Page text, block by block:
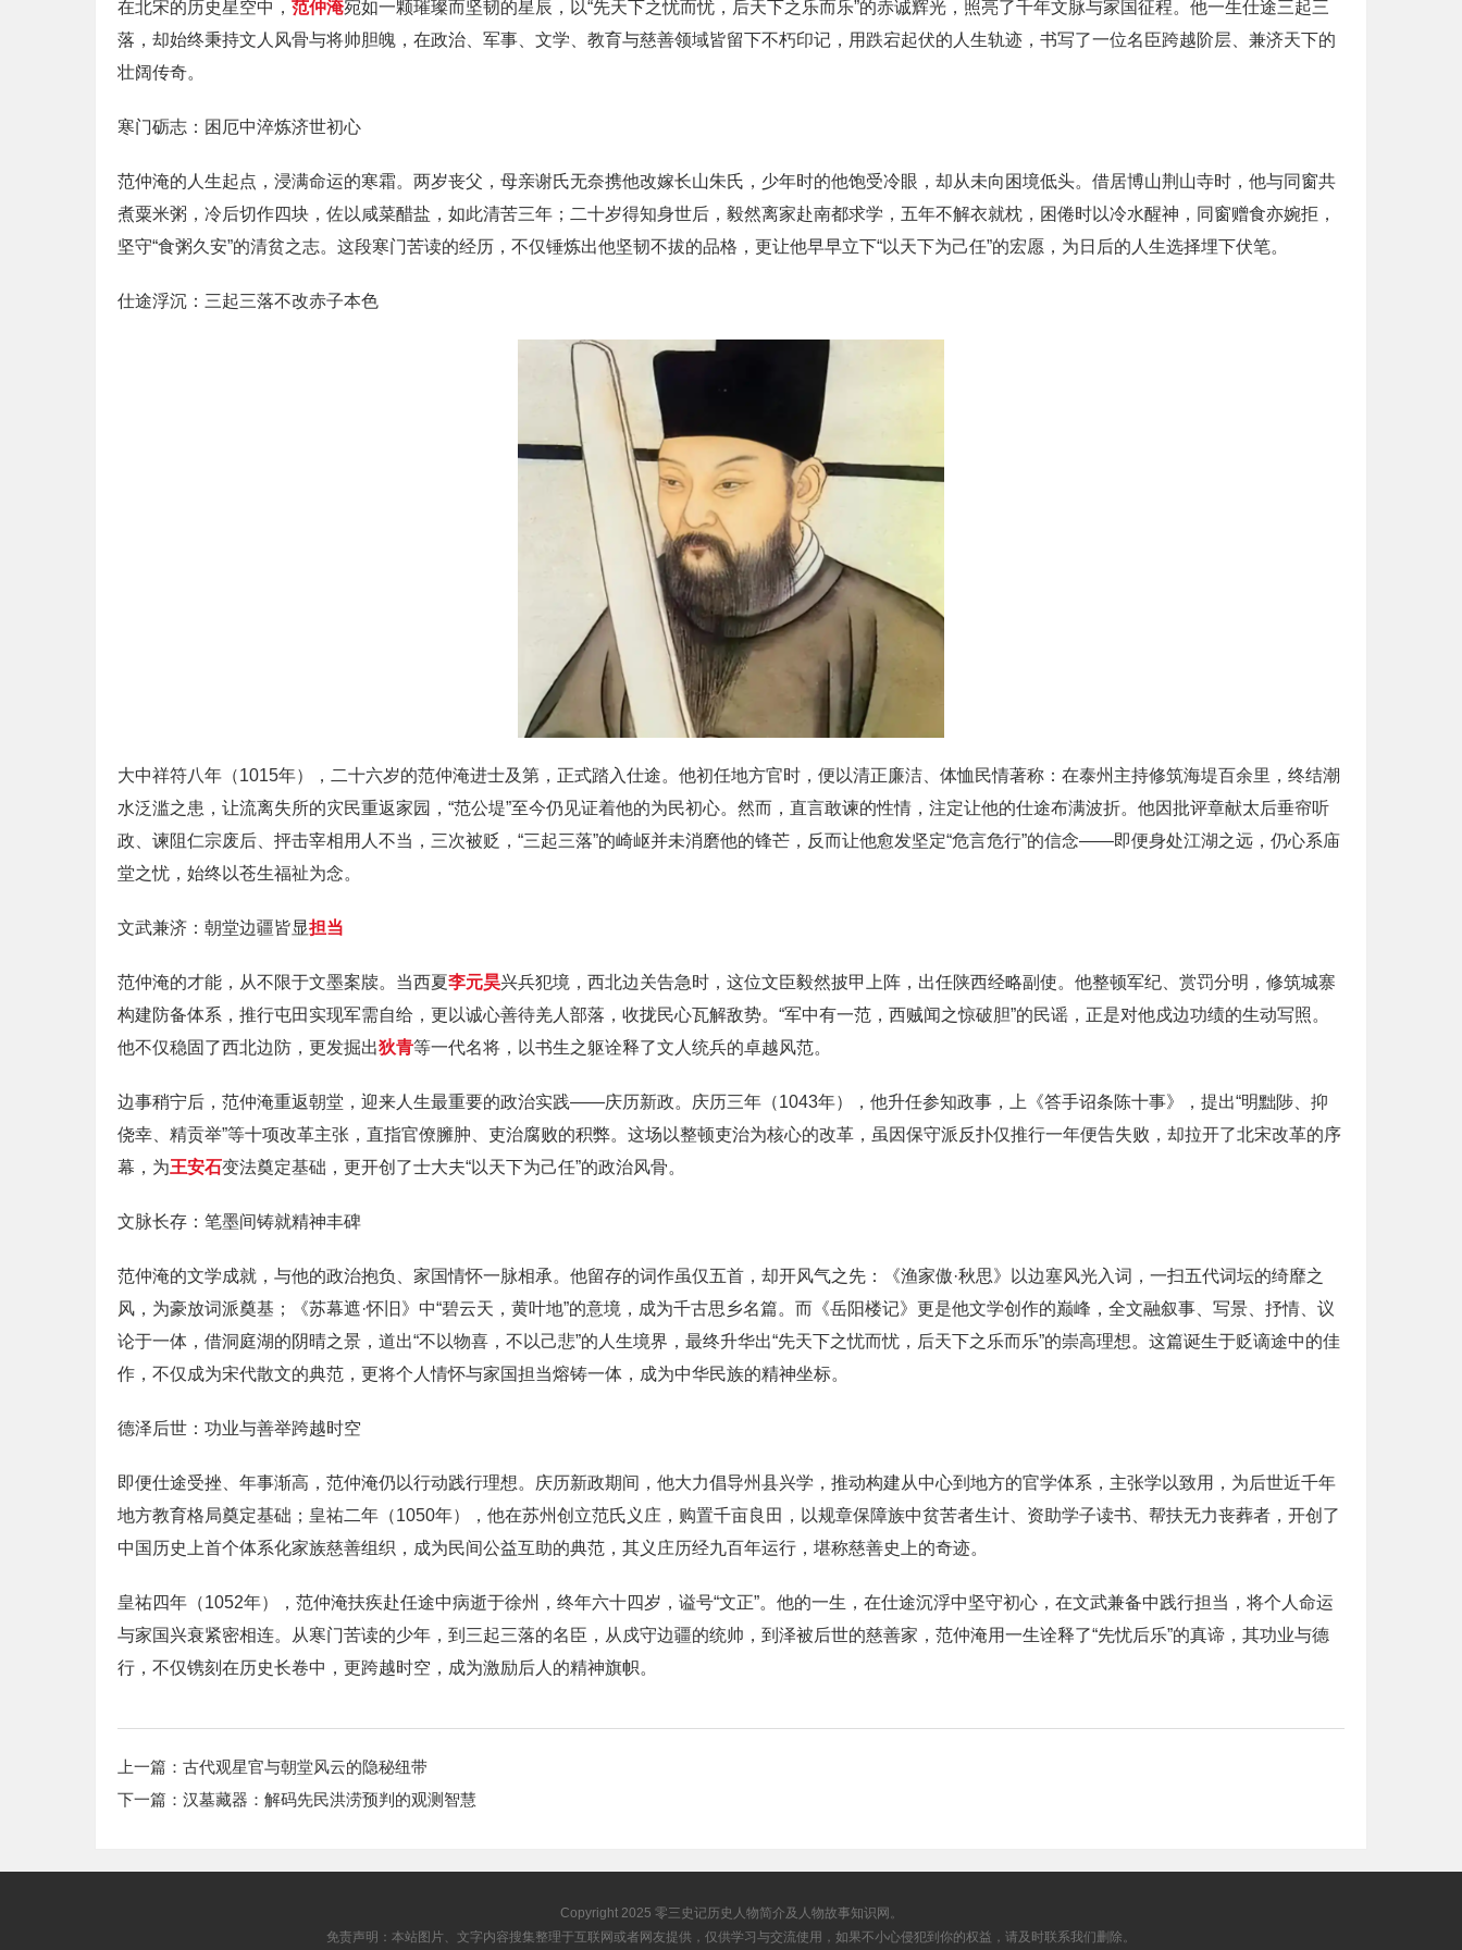
在北宋的历史星空中， 范仲淹宛如一颗璀璨而坚韧的星辰，以“先天下之忧而忧，后天下之乐而乐”的赤诚辉光，照亮了千年文脉与家国征程。他一生仕途三起三
落，却始终秉持文人风骨与将帅胆魄，在政治、军事、文学、教育与慈善领域皆留下不朽印记，用跌宕起伏的人生轨迹，书写了一位名臣跨越阶层、兼济天下的
壮阔传奇。
寒门砺志：困厄中淬炼济世初心
范仲淹的人生起点，浸满命运的寒霜。两岁丧父，母亲谢氏无奈携他改嫁长山朱氏，少年时的他饱受冷眼，却从未向困境低头。借居博山荆山寺时，他与同窗共
煮粟米粥，冷后切作四块，佐以咸菜醋盐，如此清苦三年；二十岁得知身世后，毅然离家赴南都求学，五年不解衣就枕，困倦时以冷水醒神，同窗赠食亦婉拒，
坚守“食粥久安”的清贫之志。这段寒门苦读的经历，不仅锤炼出他坚韧不拔的品格，更让他早早立下“以天下为己任”的宏愿，为日后的人生选择埋下伏笔。
仕途浮沉：三起三落不改赤子本色
大中祥符八年（1015年），二十六岁的范仲淹进士及第，正式踏入仕途。他初任地方官时，便以清正廉洁、体恤民情著称：在泰州主持修筑海堤百余里，终结潮
水泛滥之患，让流离失所的灾民重返家园，“范公堤”至今仍见证着他的为民初心。然而，直言敢谏的性情，注定让他的仕途布满波折。他因批评章献太后垂帘听
政、谏阻仁宗废后、抨击宰相用人不当，三次被贬，“三起三落”的崎岖并未消磨他的锋芒，反而让他愈发坚定“危言危行”的信念——即便身处江湖之远，仍心系庙
堂之忧，始终以苍生福祉为念。
文武兼济：朝堂边疆皆显担当
范仲淹的才能，从不限于文墨案牍。当西夏李元昊兴兵犯境，西北边关告急时，这位文臣毅然披甲上阵，出任陕西经略副使。他整顿军纪、赏罚分明，修筑城寨
构建防备体系，推行屯田实现军需自给，更以诚心善待羌人部落，收拢民心瓦解敌势。“军中有一范，西贼闻之惊破胆”的民谣，正是对他戍边功绩的生动写照。
他不仅稳固了西北边防，更发掘出狄青等一代名将，以书生之躯诠释了文人统兵的卓越风范。
边事稍宁后，范仲淹重返朝堂，迎来人生最重要的政治实践——庆历新政。庆历三年（1043年），他升任参知政事，上《答手诏条陈十事》，提出“明黜陟、抑
侥幸、精贡举”等十项改革主张，直指官僚臃肿、吏治腐败的积弊。这场以整顿吏治为核心的改革，虽因保守派反扑仅推行一年便告失败，却拉开了北宋改革的序
幕，为王安石变法奠定基础，更开创了士大夫“以天下为己任”的政治风骨。
文脉长存：笔墨间铸就精神丰碑
范仲淹的文学成就，与他的政治抱负、家国情怀一脉相承。他留存的词作虽仅五首，却开风气之先：《渔家傲·秋思》以边塞风光入词，一扫五代词坛的绮靡之
风，为豪放词派奠基；《苏幕遮·怀旧》中“碧云天，黄叶地”的意境，成为千古思乡名篇。而《岳阳楼记》更是他文学创作的巅峰，全文融叙事、写景、抒情、议
论于一体，借洞庭湖的阴晴之景，道出“不以物喜，不以己悲”的人生境界，最终升华出“先天下之忧而忧，后天下之乐而乐”的崇高理想。这篇诞生于贬谪途中的佳
作，不仅成为宋代散文的典范，更将个人情怀与家国担当熔铸一体，成为中华民族的精神坐标。
德泽后世：功业与善举跨越时空
即便仕途受挫、年事渐高，范仲淹仍以行动践行理想。庆历新政期间，他大力倡导州县兴学，推动构建从中心到地方的官学体系，主张学以致用，为后世近千年
地方教育格局奠定基础；皇祐二年（1050年），他在苏州创立范氏义庄，购置千亩良田，以规章保障族中贫苦者生计、资助学子读书、帮扶无力丧葬者，开创了
中国历史上首个体系化家族慈善组织，成为民间公益互助的典范，其义庄历经九百年运行，堪称慈善史上的奇迹。
皇祐四年（1052年），范仲淹扶疾赴任途中病逝于徐州，终年六十四岁，谥号“文正”。他的一生，在仕途沉浮中坚守初心，在文武兼备中践行担当，将个人命运
与家国兴衰紧密相连。从寒门苦读的少年，到三起三落的名臣，从戍守边疆的统帅，到泽被后世的慈善家，范仲淹用一生诠释了“先忧后乐”的真谛，其功业与德
行，不仅镌刻在历史长卷中，更跨越时空，成为激励后人的精神旗帜。
上一篇： 古代观星官与朝堂风云的隐秘纽带
下一篇： 汉墓藏器：解码先民洪涝预判的观测智慧
Copyright 2025 零三史记历史人物简介及人物故事知识网。
免责声明：本站图片、文字内容搜集整理于互联网或者网友提供，仅供学习与交流使用，如果不小心侵犯到你的权益，请及时联系我们删除。